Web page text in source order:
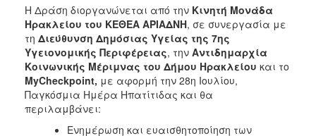
Η Δράση διοργανώνεται από την Κινητή Μονάδα
Ηρακλείου του ΚΕΘΕΑ ΑΡΙΑΔΝΗ, σε συνεργασία με
τη Διεύθυνση Δημόσιας Υγείας της 7ης
Υγειονομικής Περιφέρειας, την Αντιδημαρχία
Κοινωνικής Μέριμνας του Δήμου Ηρακλείου και το
MyCheckpoint, με αφορμή την 28η Ιουλίου,
Παγκόσμια Ημέρα Ηπατίτιδας και θα
περιλαμβάνει:
Ενημέρωση και ευαισθητοποίηση των